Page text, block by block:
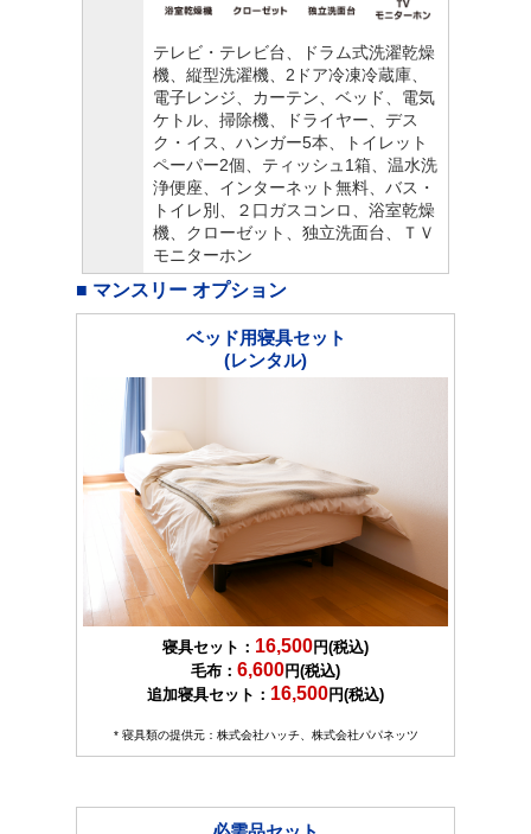
テレビ・テレビ台、ドラム式洗濯乾燥
機、縦型洗濯機、2ドア冷凍冷蔵庫、
電子レンジ、カーテン、ベッド、電気
ケトル、掃除機、ドライヤー、デス
ク・イス、ハンガー5本、トイレット
ペーパー2個、ティッシュ1箱、温水洗
浄便座、インターネット無料、バス・
トイレ別、２口ガスコンロ、浴室乾燥
機、クローゼット、独立洗面台、ＴＶ
モニターホン
■ マンスリー オプション
ベッド用寝具セット
(レンタル)
寝具セット： 16,500円(税込)
毛布： 6,600円(税込)
追加寝具セット： 16,500円(税込)
* 寝具類の提供元：株式会社ハッチ、株式会社パパネッツ